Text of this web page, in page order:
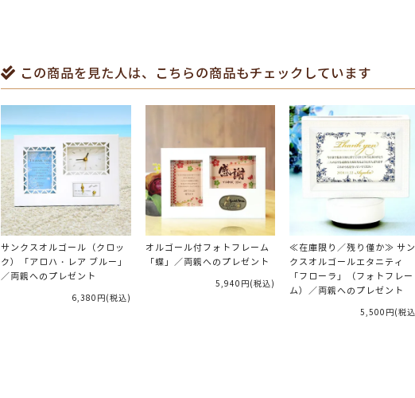
この商品を見た人は、こちらの商品もチェックしています
サンクスオルゴール（クロッ
ク）「アロハ・レア ブルー」
／両親へのプレゼント
6,380円(税込)
オルゴール付フォトフレーム
「蝶」／両親へのプレゼント
5,940円(税込)
≪在庫限り／残り僅か≫ サン
クスオルゴールエタニティ
「フローラ」（フォトフレー
ム）／両親へのプレゼント
5,500円(税